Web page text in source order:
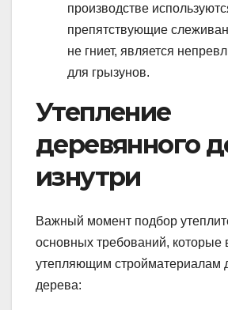
производстве
препятствующие
не гниет, является
для грызунов.
Утепление
деревянного
изнутри
Важный момент подбор
основных требований, которые
утепляющим стройматериалам
дерева: